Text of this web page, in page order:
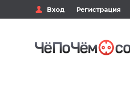
Вход Регистрация